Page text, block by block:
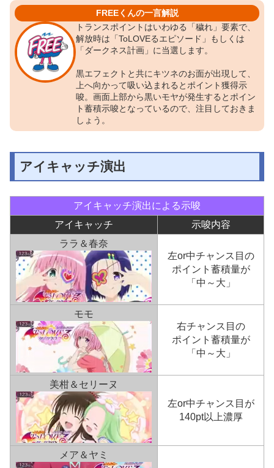
FREEくんの一言解説
トランスポイントはいわゆる「穢れ」要素で、
解放時は「ToLOVEるエピソード」もしくは
「ダークネス計画」に当選します。
黒エフェクトと共にキツネのお面が出現して、
上へ向かって吸い込まれるとポイント獲得示
唆。画面上部から黒いモヤが発生するとポイン
ト蓄積示唆となっているので、注目しておきま
しょう。
アイキャッチ演出
アイキャッチ演出による示唆
アイキャッチ
示唆内容
ララ＆春奈
左or中チャンス目の
ポイント蓄積量が
「中～大」
モモ
右チャンス目の
ポイント蓄積量が
「中～大」
美柑＆セリーヌ
左or中チャンス目が
140pt以上濃厚
メア＆ヤミ